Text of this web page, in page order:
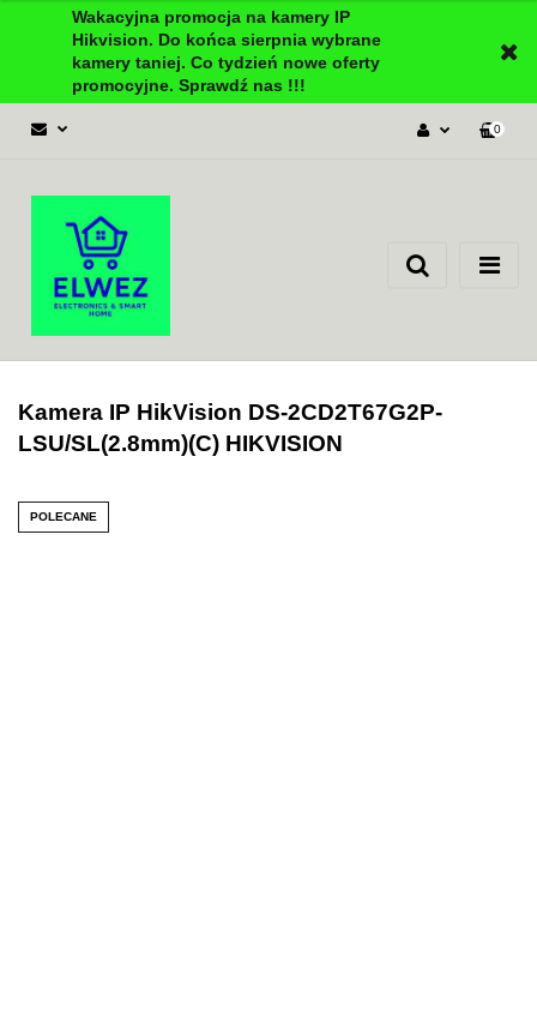
Wakacyjna promocja na kamery IP
Hikvision. Do końca sierpnia wybrane
kamery taniej. Co tydzień nowe oferty
promocyjne. Sprawdź nas !!!
Zgody cookies
0
Kamera IP HikVision DS-2CD2T67G2P-
LSU/SL(2.8mm)(C) HIKVISION
POLECANE